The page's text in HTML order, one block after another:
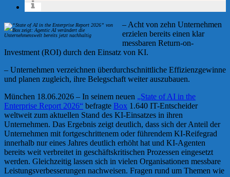
– Acht von zehn Unternehmen
erzielen bereits einen klar
messbaren Return-on-
Investment (ROI) durch den Einsatz von KI.
– Unternehmen verzeichnen überdurchschnittliche Effizienzgewinne
und planen zugleich, ihre Belegschaft weiter auszubauen.
München 18.06.2026 – In seinem neuen „State of AI in the
Enterprise Report 2026“ befragte Box 1.640 IT-Entscheider
weltweit zum aktuellen Stand des KI-Einsatzes in ihren
Unternehmen. Das Ergebnis zeigt deutlich, dass sich der Anteil der
Unternehmen mit fortgeschrittenem oder führendem KI-Reifegrad
innerhalb nur eines Jahres deutlich erhöht hat und KI-Agenten
bereits weit verbreitet in geschäftskritischen Prozessen eingesetzt
werden. Gleichzeitig lassen sich in vielen Organisationen messbare
Leistungsverbesserungen nachweisen. Fragen rund um Themen wie